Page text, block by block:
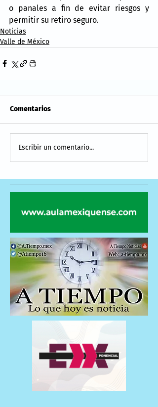
o panales a fin de evitar riesgos y
permitir su retiro seguro.
Noticias
Valle de México
Comentarios
Escribir un comentario...